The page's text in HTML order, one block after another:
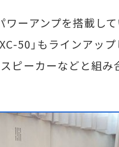
ーアンプを搭載し
50」もラインアッ
スピーカーなどと組